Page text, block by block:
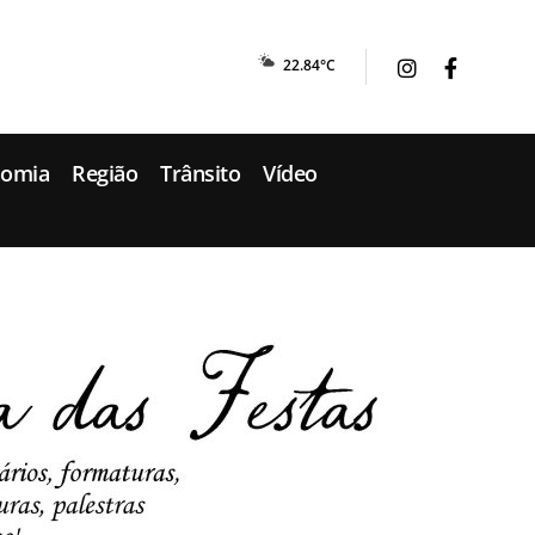
22.84°C
Região Trânsito Vídeo